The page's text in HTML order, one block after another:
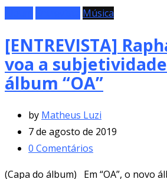
Música
[ENTREVISTA]
voa a
álbum “OA”
by Matheus Luzi
7 de agosto de 2019
0 Comentários
(Capa do álbum) Em “OA”, o novo